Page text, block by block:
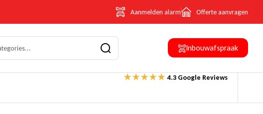
Aanmelden alarm Offerte aanvragen
Inbouwafspraak
4.3 Google Reviews